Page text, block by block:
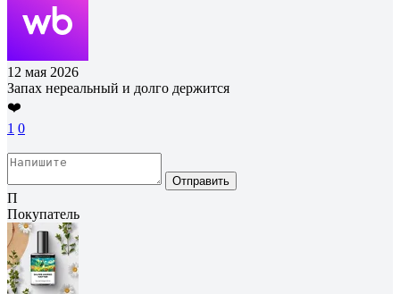
12 мая 2026
Запах нереальный и долго держится
❤️
1 0
Отправить
П
Покупатель